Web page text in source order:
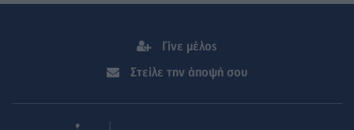
Γίνε μέλος
Στείλε την άποψή σου